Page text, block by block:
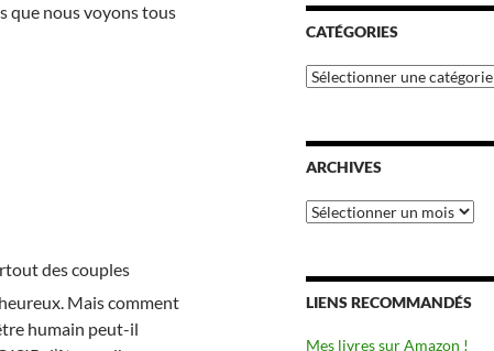
que nous voyons tous
des couples
Mais comment
humain peut-il
CATÉGORIES
Catégories
ARCHIVES
Archives
LIENS RECOMMANDÉS
Mes livres sur Amazon !